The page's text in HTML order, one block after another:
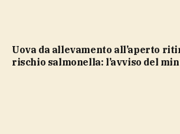
Uova da allevamento all’aperto ritirate per
rischio salmonella: l’avviso del